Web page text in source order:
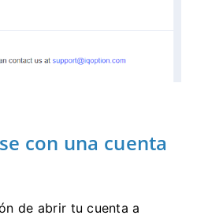
con una cuenta
de abrir tu cuenta a